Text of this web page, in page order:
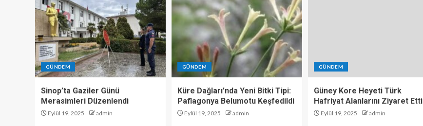
GÜNDEM
Sinop’ta Gaziler Günü
Merasimleri Düzenlendi
Eylül 19, 2025 admin
GÜNDEM
Küre Dağları’nda Yeni Bitki Tipi:
Paflagonya Belumotu Keşfedildi
Eylül 19, 2025 admin
GÜNDEM
Güney Kore Heyeti Türk
Hafriyat Alanlarını Ziyaret Etti
Eylül 19, 2025 admin